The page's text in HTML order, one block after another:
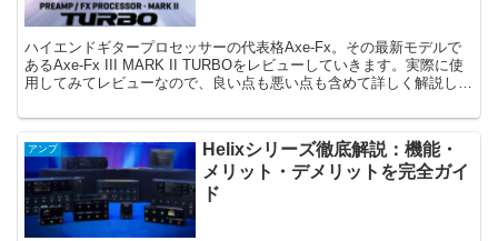
ハイエンドギタープロセッサーの代表格Axe-Fx。その最新モデルで
あるAxe-Fx III MARK II TURBOをレビューしていきます。実際に使
用してみてレビューなので、良い点も悪い点も含めて詳しく解説して
アンプ
Helixシリーズ徹底解説：機能・
メリット・デメリットを完全ガイ
ド